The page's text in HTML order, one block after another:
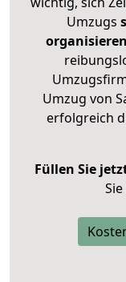
Umzugs
organisieren
Umzug von
erfolgreich
Füllen Sie